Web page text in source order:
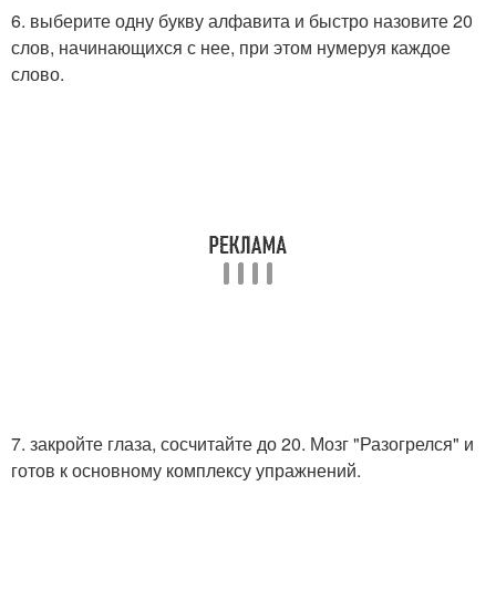
6. выберите одну букву алфавита и быстро назовите 20
слов, начинающихся с нее, при этом нумеруя каждое
слово.
7. закройте глаза, сосчитайте до 20. Мозг "Разогрелся" и
готов к основному комплексу упражнений.